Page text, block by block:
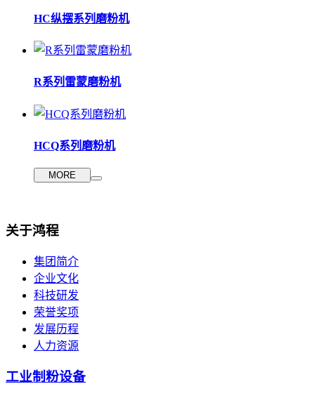
HC纵摆系列磨粉机
R系列雷蒙磨粉机
HCQ系列磨粉机
MORE
关于鸿程
集团简介
企业文化
科技研发
荣誉奖项
发展历程
人力资源
工业制粉设备